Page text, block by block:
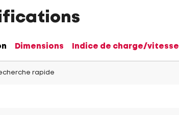
Dimensions Indice de charge/vitesse
rapide